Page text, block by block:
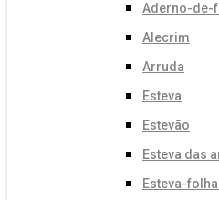
Aderno-de-
Alecrim
Arruda
Esteva
Estevão
Esteva das
Esteva-